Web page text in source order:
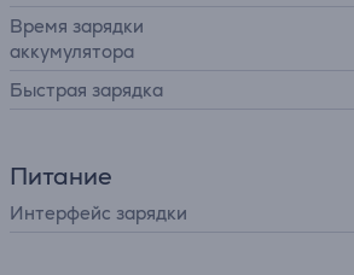
Время зарядки
аккумулятора
Быстрая зарядка
Питание
Интерфейс зарядки